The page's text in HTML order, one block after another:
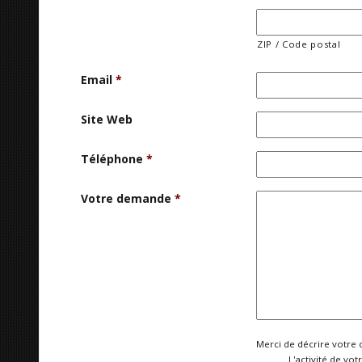
ZIP / Code postal
Email *
Site Web
Téléphone *
Votre demande *
Merci de décrire votre
L'activité de